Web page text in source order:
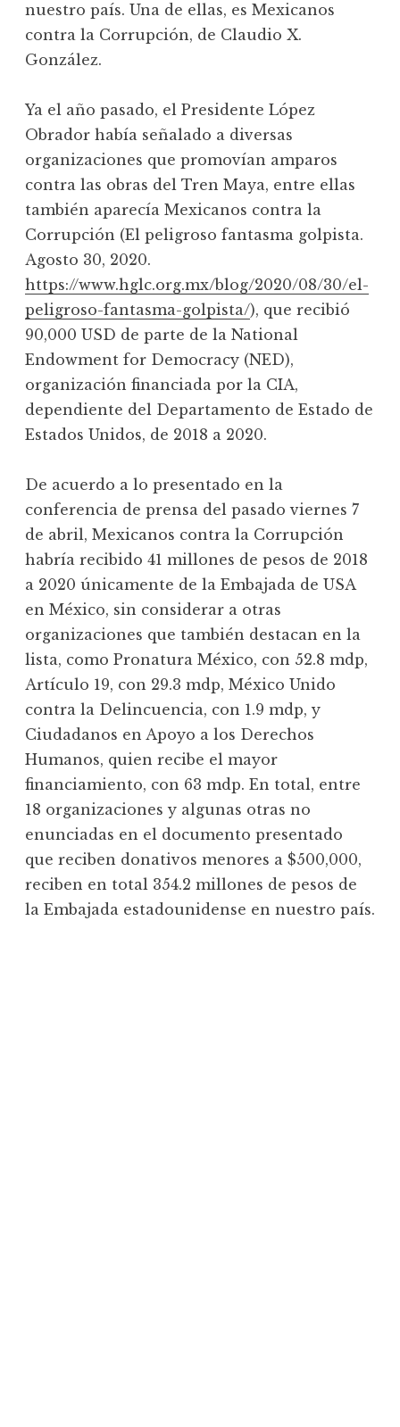
nuestro país. Una de ellas, es Mexicanos
contra la Corrupción, de Claudio X.
González.
Ya el año pasado, el Presidente López
Obrador había señalado a diversas
organizaciones que promovían amparos
contra las obras del Tren Maya, entre ellas
también aparecía Mexicanos contra la
Corrupción (El peligroso fantasma golpista.
Agosto 30, 2020.
https://www.hglc.org.mx/blog/2020/08/30/el-
peligroso-fantasma-golpista/), que recibió
90,000 USD de parte de la National
Endowment for Democracy (NED),
organización financiada por la CIA,
dependiente del Departamento de Estado de
Estados Unidos, de 2018 a 2020.
De acuerdo a lo presentado en la
conferencia de prensa del pasado viernes 7
de abril, Mexicanos contra la Corrupción
habría recibido 41 millones de pesos de 2018
a 2020 únicamente de la Embajada de USA
en México, sin considerar a otras
organizaciones que también destacan en la
lista, como Pronatura México, con 52.8 mdp,
Artículo 19, con 29.3 mdp, México Unido
contra la Delincuencia, con 1.9 mdp, y
Ciudadanos en Apoyo a los Derechos
Humanos, quien recibe el mayor
financiamiento, con 63 mdp. En total, entre
18 organizaciones y algunas otras no
enunciadas en el documento presentado
que reciben donativos menores a $500,000,
reciben en total 354.2 millones de pesos de
la Embajada estadounidense en nuestro país.